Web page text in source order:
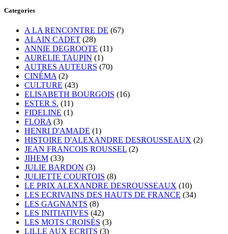
Categories
A LA RENCONTRE DE (67)
ALAIN CADET (28)
ANNIE DEGROOTE (11)
AURELIE TAUPIN (1)
AUTRES AUTEURS (70)
CINÉMA (2)
CULTURE (43)
ELISABETH BOURGOIS (16)
ESTER S. (11)
FIDELINE (1)
FLORA (3)
HENRI D'AMADE (1)
HISTOIRE D'ALEXANDRE DESROUSSEAUX (2)
JEAN FRANCOIS ROUSSEL (2)
JIHEM (33)
JULIE BARDON (3)
JULIETTE COURTOIS (8)
LE PRIX ALEXANDRE DESROUSSEAUX (10)
LES ECRIVAINS DES HAUTS DE FRANCE (34)
LES GAGNANTS (8)
LES INITIATIVES (42)
LES MOTS CROISÉS (3)
LILLE AUX ECRITS (3)